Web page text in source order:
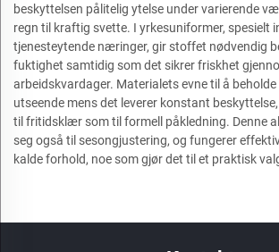
beskyttelsen pålitelig ytelse under varierende
regn til kraftig svette. I yrkesuniformer, spesielt
tjenesteytende næringer, gir stoffet nødvendig
fuktighet samtidig som det sikrer friskhet
arbeidskvardager. Materialets evne til å
utseende mens det leverer konstant
til fritidsklær som til formell påkledning. Denne
seg også til sesongjustering, og fungerer
kalde forhold, noe som gjør det til et praktisk